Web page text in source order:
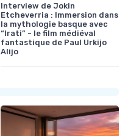
Interview de Jokin
Etcheverria : Immersion dans
la mythologie basque avec
“Irati” - le film médiéval
fantastique de Paul Urkijo
Alijo